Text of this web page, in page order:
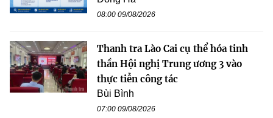
08:00 09/08/2026
Thanh tra Lào Cai cụ thể hóa tinh
thần Hội nghị Trung ương 3 vào
thực tiễn công tác
Bùi Bình
07:00 09/08/2026